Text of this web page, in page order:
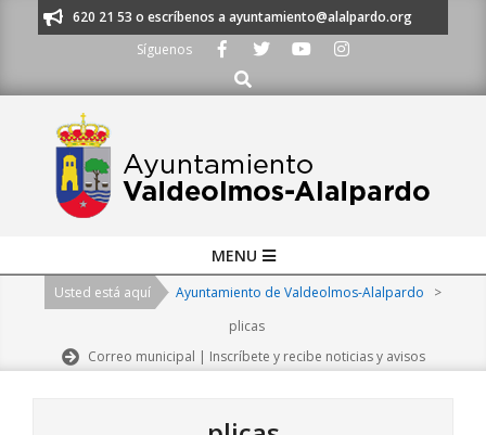
al 91 620 21 53 o escríbenos a ayuntamiento@alalpardo.org
Síguenos
Buscar
Navigation
MENU
Usted está aquí Ayuntamiento de Valdeolmos-Alalpardo
>
plicas
Correo municipal | Inscríbete y recibe noticias y avisos